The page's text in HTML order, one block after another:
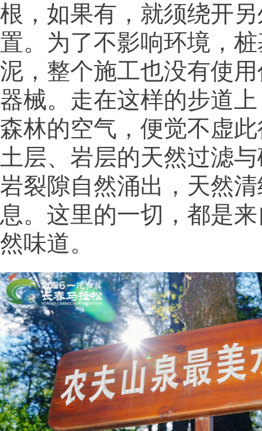
根，如果有，就须绕开
置。为了不影响环境，
泥，整个施工也没有使
器械。走在这样的步道
森林的空气，便觉不虚
土层、岩层的天然过滤
岩裂隙自然涌出，天然
息。这里的一切，都是
然味道。